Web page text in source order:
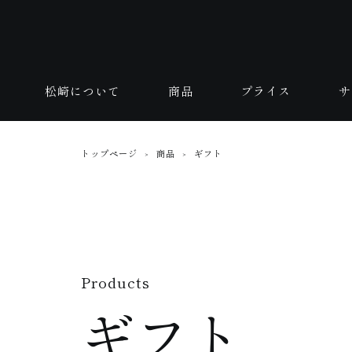
松崎について 商品 プライス
トップページ ＞ 商品 ＞ ギフト
Products
ギフト